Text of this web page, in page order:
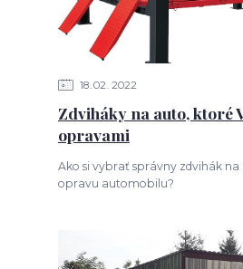
18 02 2022
Zdviháky na auto, ktoré
opravami
Ako si vybrať správny zdvihák na
opravu automobilu?